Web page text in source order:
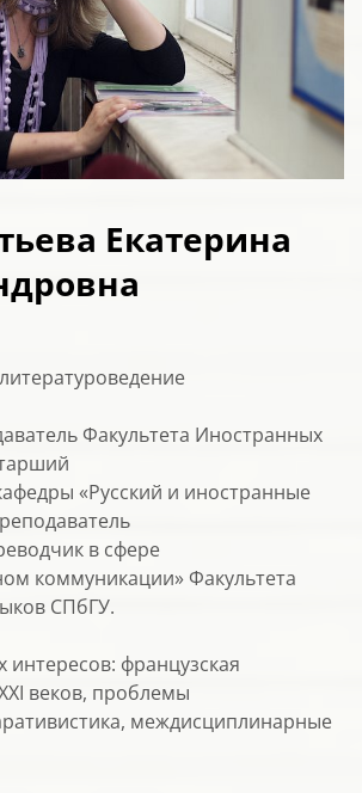
Екатерина
Факультета Иностранных
«Русский и иностранные
в сфере
коммуникации» Факультета
СПбГУ.
интересов: французская
веков, проблемы
междисциплинарные